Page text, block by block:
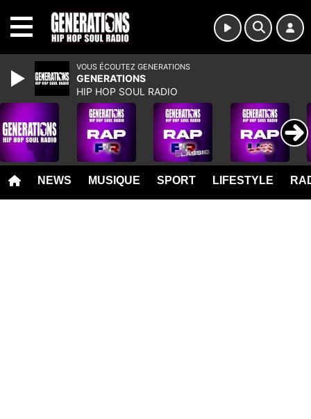
NEWS MUSIQUE SPORT LIFESTYLE
VOUS ÉCOUTEZ GENERATIONS
GENERATIONS
HIP HOP SOUL RADIO